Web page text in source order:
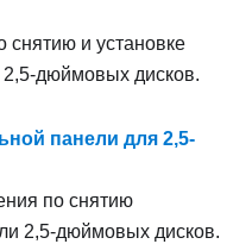
и установке
дюймовых дисков.
панели для 2,5-
по снятию
2,5-дюймовых дисков.